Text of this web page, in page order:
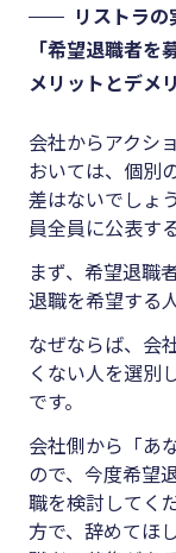
リストラ
「希望退職者
メリットとデメ
会社からアクシ
おいては、個別
差はないでしょ
員全員に公表す
まず、希望退職
退職を希望する
なぜならば、会
くない人を選別
です。
会社側から「あ
ので、今度希望
職を検討してく
方で、辞めてほ